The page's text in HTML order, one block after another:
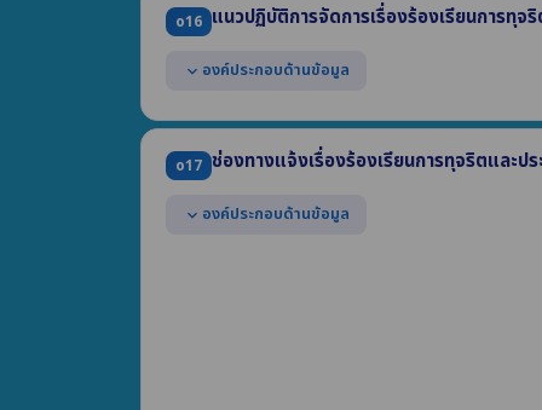
(2) แนวปฏิบัติ Dos & Don'ts
(3) ผลการฝึกอบรมที่สอดแทรกสาระด้านจริยธรรม ในปี
o16 แนวปฏิบัติการจัดการเรื่องร้องเรียนการทุจ
expand_more องค์ประกอบด้านข้อมูล
แสดงคู่มือหรือแนวทางการดำเนินการต่อเรื่องร้องเ
ประกอบด้วย
(1) รายละเอียดข้อมูลที่ผู้ร้องควรรู้ (2) ช่องทางแจ้งเรื่อง
(3) ขั้นตอนหรือวิธีการจัดการ (4) ส่วนงานที่รับผิดชอบ
o17 ช่องทางแจ้งเรื่องร้องเรียนการทุจริตและป
expand_more องค์ประกอบด้านข้อมูล